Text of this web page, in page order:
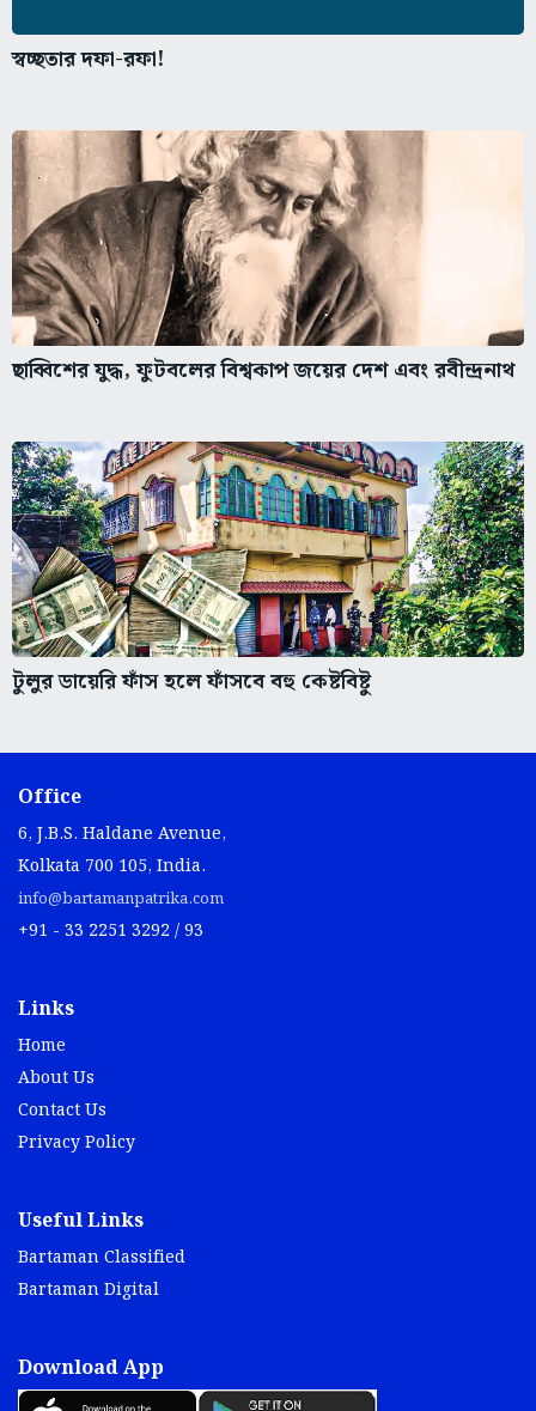
স্বচ্ছতার দফা-রফা!
ছাব্বিশের যুদ্ধ, ফুটবলের বিশ্বকাপ জয়ের দেশ এবং রবীন্দ্রনাথ
টুলুর ডায়েরি ফাঁস হলে ফাঁসবে বহু কেষ্টবিষ্টু
Office
6, J.B.S. Haldane Avenue,
Kolkata 700 105, India.
info@bartamanpatrika.com
+91 - 33 2251 3292 / 93
Links
Home
About Us
Contact Us
Privacy Policy
Useful Links
Bartaman Classified
Bartaman Digital
Download App